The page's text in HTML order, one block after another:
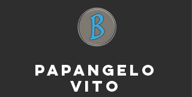
PAPANGELO
VITO